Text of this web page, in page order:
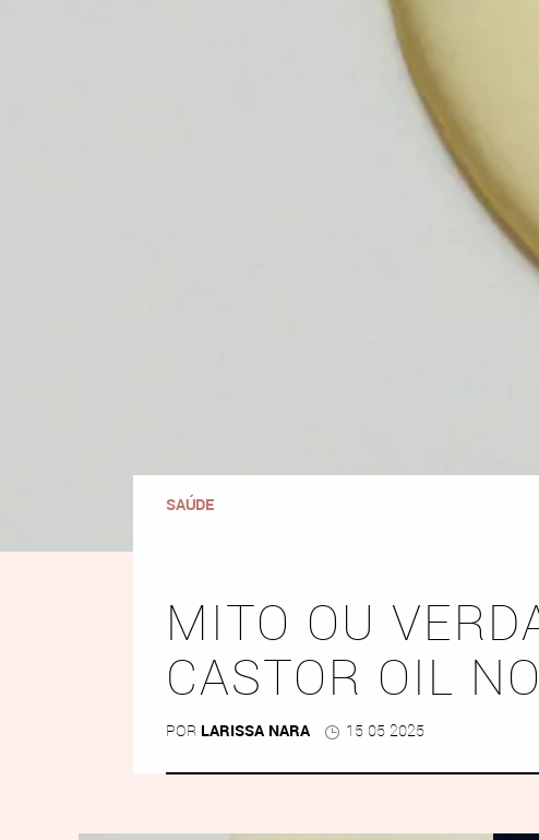
SAÚDE
MITO OU
CASTOR OIL
POR LARISSA NARA 15 05 2025